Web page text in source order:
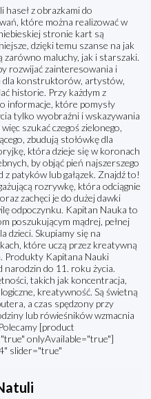
haseł z obrazkami do
które można realizować w
stronie kart są
dzięki temu szanse na jak
zarówno maluchy, jak i starszaki.
rozwijać zainteresowania i
dla konstruktorów, artystów,
historie. Przy każdym z
informacje, które pomysły
tylko wyobraźni i wskazywania
szukać czegoś zielonego,
zbudują stołówkę dla
która dzieje się w koronach
by objąć pień najszerszego
patyków lub gałązek. Znajdź to!
rozrywkę, która odciągnie
zachęci je do dużej dawki
odpoczynku. Kapitan Nauka to
poszukującym mądrej, pełnej
dzieci. Skupiamy się na
które uczą przez kreatywną
Produkty Kapitana Nauki
narodzin do 11. roku życia.
takich jak koncentracja,
kreatywność. Są świetną
a czas spędzony przy
lub rówieśników wzmacnia
[product
onlyAvailable="true"]
slider="true"